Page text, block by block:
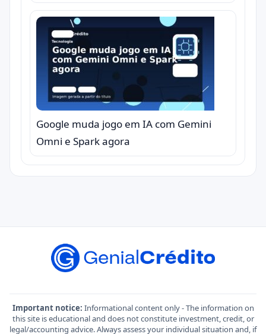
Google muda jogo em IA com Gemini
Omni e Spark agora
Important notice: Informational content only - The information on
this site is educational and does not constitute investment, credit, or
legal/accounting advice. Always assess your individual situation and, if